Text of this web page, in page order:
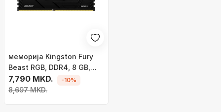
меморија Kingston Fury
Beast RGB, DDR4, 8 GB,
3200 MHz, CL16,
KF432C16BB2A/8
7,790 MKD.
8,697 MKD.
-10%